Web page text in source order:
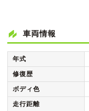
車両情報
年式
修復歴
ボディ色
走行距離